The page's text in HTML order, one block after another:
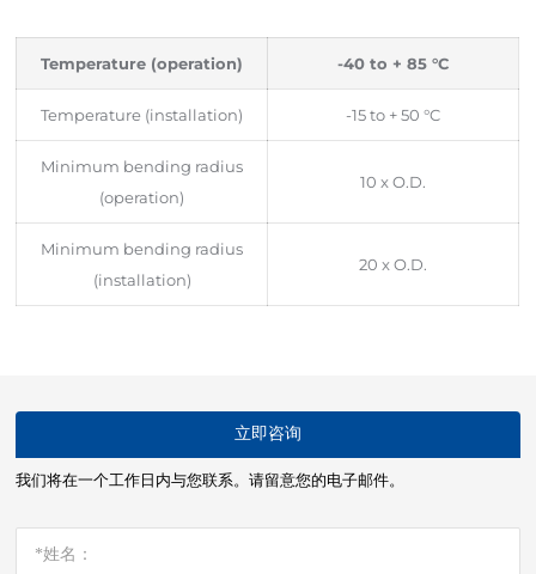
Temperature (operation) -40 to + 85 °C
Temperature (installation) -15 to + 50 °C
Minimum bending radius
(operation)
10 x O.D.
Minimum bending radius
(installation)
20 x O.D.
立即咨询
我们将在一个工作日内与您联系。请留意您的电子邮件。